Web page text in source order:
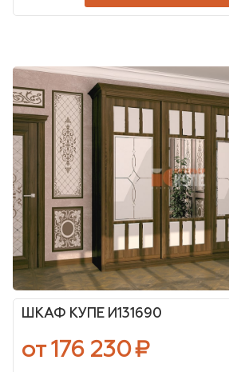
ШКАФ КУПЕ И131690
от 176 230₽